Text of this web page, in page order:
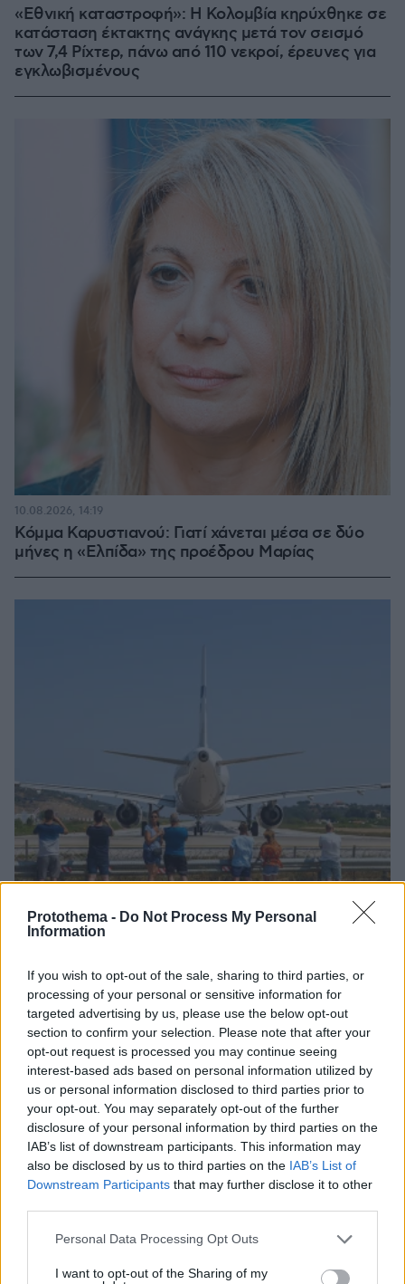
Protothema - Do Not Process My Personal
Information
If you wish to opt-out of the sale, sharing to third parties, or
processing of your personal or sensitive information for
targeted advertising by us, please use the below opt-out
section to confirm your selection. Please note that after your
opt-out request is processed you may continue seeing
interest-based ads based on personal information utilized by
us or personal information disclosed to third parties prior to
your opt-out. You may separately opt-out of the further
disclosure of your personal information by third parties on the
IAB’s list of downstream participants. This information may
also be disclosed by us to third parties on the IAB’s List of
Downstream Participants that may further disclose it to other
Please note that this website/app uses one or more Google
not limited to your visit or usage behaviour. You may click to
Personal Data Processing Opt Outs
I want to opt-out of the Sharing of my
«Εθνική καταστροφή»: Η Κολομβία κηρύχθηκε σε
κατάσταση έκτακτης ανάγκης μετά τον σεισμό
των 7,4 Ρίχτερ, πάνω από 110 νεκροί, έρευνες για
εγκλωβισμένους
Κόμμα Καρυστιανού: Γιατί χάνεται μέσα σε δύο
μήνες η «Ελπίδα» της προέδρου Μαρίας
10.08.2026, 14:19
Ιταλίδα τουρίστρια τραυματίστηκε σοβαρά από το
ρεύμα αεροπλάνου στο αεροδρόμιο Σκιάθου
10.08.2026, 20:42
Γιαννακόπουλος: Προσπάθησα να
πάρω τον Γιόκιτς φέτος, θα το κάνω
του χρόνου, ήταν λάθος που κατέβηκε
το λάβαρο του Μποντίρογκα
10.08.2026, 18:29 100
Η σκοτεινή ιστορία πίσω από τη δόξα:
εκλιπαρούσε να μην καταδικαστεί ο